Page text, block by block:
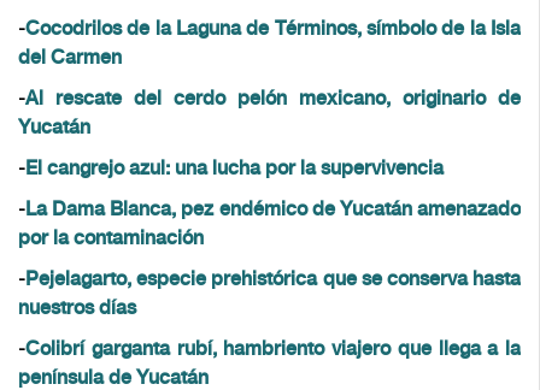
-Cocodrilos de la Laguna de Términos, símbolo de la Isla
del Carmen
-Al rescate del cerdo pelón mexicano, originario de
Yucatán
-El cangrejo azul: una lucha por la supervivencia
-La Dama Blanca, pez endémico de Yucatán amenazado
por la contaminación
-Pejelagarto, especie prehistórica que se conserva hasta
nuestros días
-Colibrí garganta rubí, hambriento viajero que llega a la
península de Yucatán